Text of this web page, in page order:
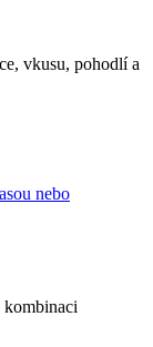
vkusu, pohodlí a
kombinaci